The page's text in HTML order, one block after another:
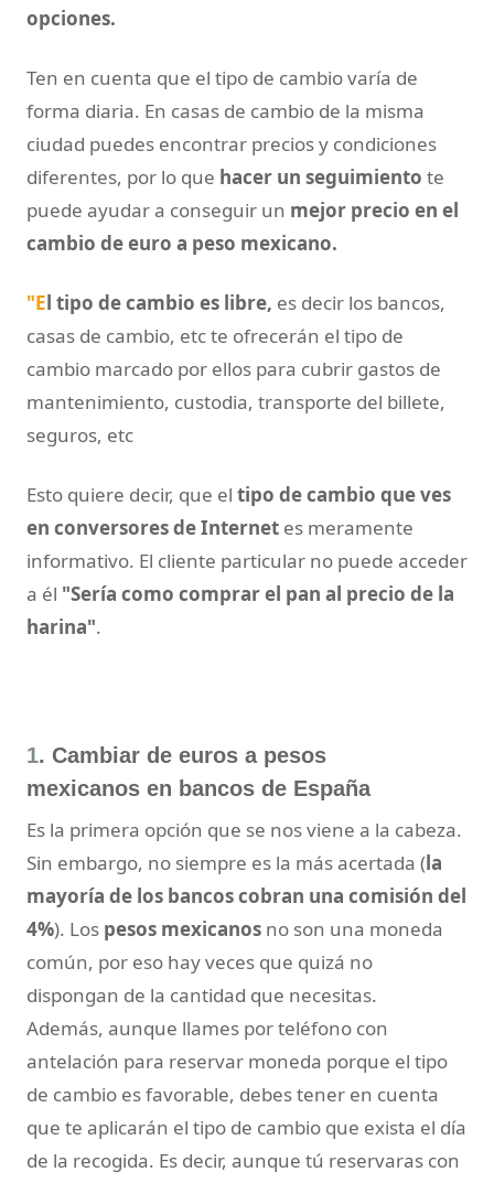
opciones.
Ten en cuenta que el tipo de cambio varía de
forma diaria. En casas de cambio de la misma
ciudad puedes encontrar precios y condiciones
diferentes, por lo que hacer un seguimiento te
puede ayudar a conseguir un mejor precio en el
cambio de euro a peso mexicano.
"El tipo de cambio es libre, es decir los bancos,
casas de cambio, etc te ofrecerán el tipo de
cambio marcado por ellos para cubrir gastos de
mantenimiento, custodia, transporte del billete,
seguros, etc
Esto quiere decir, que el tipo de cambio que ves
en conversores de Internet es meramente
informativo. El cliente particular no puede acceder
a él "Sería como comprar el pan al precio de la
harina".
1. Cambiar de euros a pesos
mexicanos en bancos de España
Es la primera opción que se nos viene a la cabeza.
Sin embargo, no siempre es la más acertada (la
mayoría de los bancos cobran una comisión del
4%). Los pesos mexicanos no son una moneda
común, por eso hay veces que quizá no
dispongan de la cantidad que necesitas.
Además, aunque llames por teléfono con
antelación para reservar moneda porque el tipo
de cambio es favorable, debes tener en cuenta
que te aplicarán el tipo de cambio que exista el día
de la recogida. Es decir, aunque tú reservaras con